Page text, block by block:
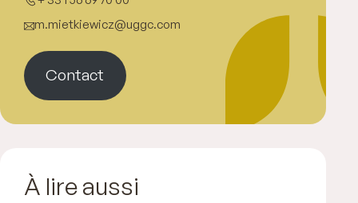
m.mietkiewicz@uggc.com
Contact
À lire aussi